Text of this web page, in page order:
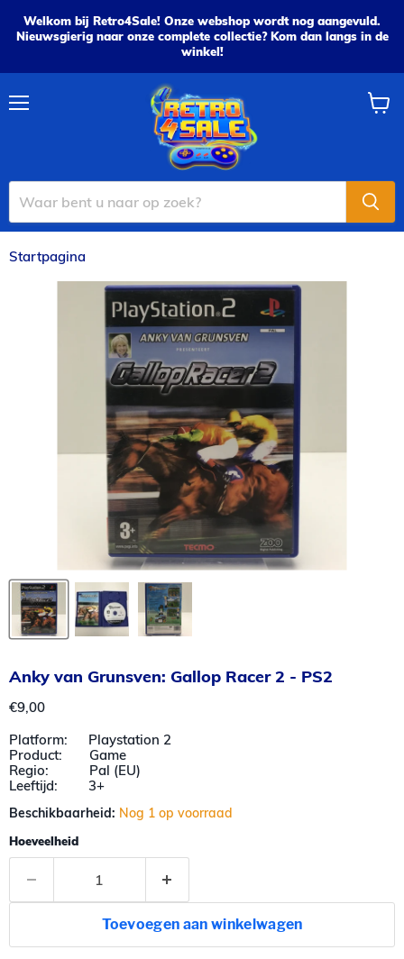
Welkom bij Retro4Sale! Onze webshop wordt nog aangevuld.
Nieuwsgierig naar onze complete collectie? Kom dan langs in de
winkel!
Startpagina
Anky van Grunsven: Gallop Racer 2 - PS2
Huidige prijs
€9,00
Platform: Playstation 2
Product: Game
Regio: Pal (EU)
Leeftijd: 3+
Beschikbaarheid: Nog 1 op voorraad
Hoeveelheid
Toevoegen aan winkelwagen